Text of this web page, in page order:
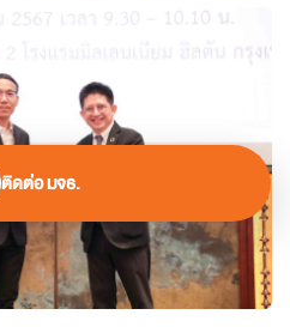
ติดต่อ มจธ.